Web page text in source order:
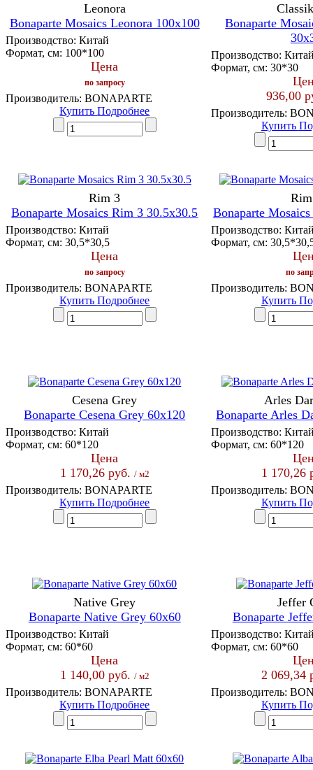
Leonora
Bonaparte Mosaics Leonora 100x100
Производство: Китай
Формат, см: 100*100
Цена
по запросу
Производитель: BONAPARTE
КупитьПодробнее
Bonaparte
Производство:
Формат, см: 30*30
936,00
Производитель:
Купить
Rim 3
Bonaparte Mosaics Rim 3 30.5x30.5
Производство: Китай
Формат, см: 30,5*30,5
Цена
по запросу
Производитель: BONAPARTE
КупитьПодробнее
Bonaparte
Производство:
Формат, см:
по
Производитель:
Купить
Cesena Grey
Bonaparte Cesena Grey 60x120
Производство: Китай
Формат, см: 60*120
Цена
1 170,26 руб. / м2
Производитель: BONAPARTE
КупитьПодробнее
Arles
Bonaparte Arles
Производство:
Формат, см: 60*120
1 170,26
Производитель:
Купить
Native Grey
Bonaparte Native Grey 60x60
Производство: Китай
Формат, см: 60*60
Цена
1 140,00 руб. / м2
Производитель: BONAPARTE
КупитьПодробнее
Jeffer
Bonaparte
Производство:
Формат, см: 60*60
2 069,34
Производитель:
Купить